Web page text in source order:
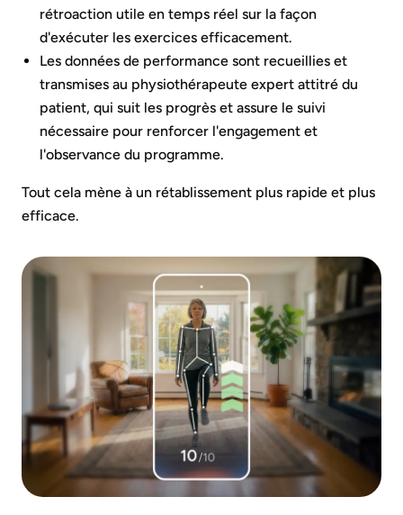
rétroaction utile en temps réel sur la façon
d'exécuter les exercices efficacement.
Les données de performance sont recueillies et
transmises au physiothérapeute expert attitré du
patient, qui suit les progrès et assure le suivi
nécessaire pour renforcer l'engagement et
l'observance du programme.
Tout cela mène à un rétablissement plus rapide et plus
efficace.